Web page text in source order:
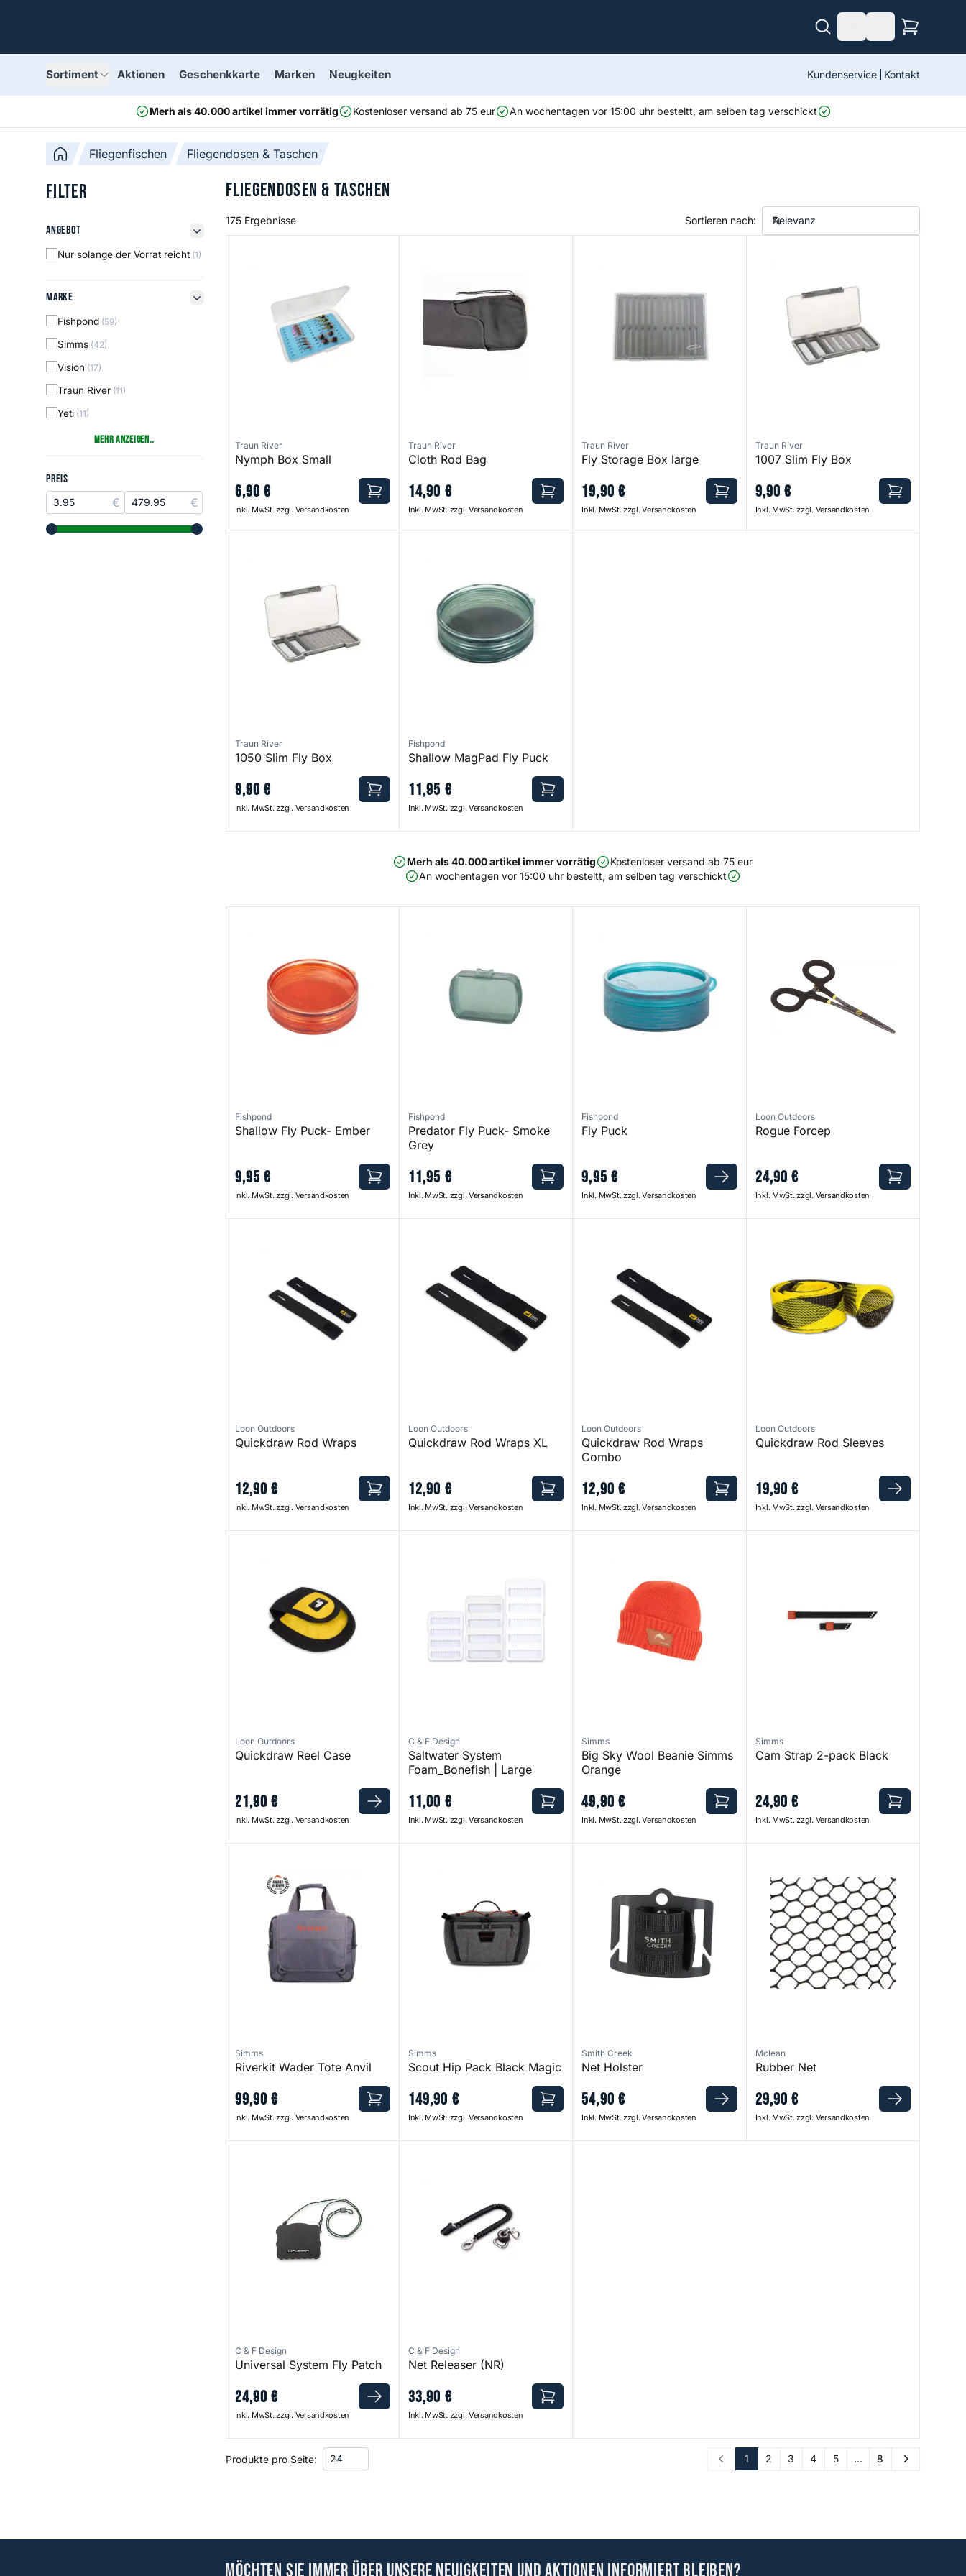
Sortiment Aktionen Geschenkkarte Marken Neugkeiten Kundenservice Kontakt
Merh als 40.000 artikel immer vorrätig Kostenloser versand ab 75 eur An wochentagen vor 15:00 uhr besteltt, am selben tag verschickt
Fliegenfischen Fliegendosen & Taschen
Filter
Angebot
Angebot filter button
Nur solange der Vorrat reicht (1)
Marke
Marke filter button
Fishpond (59)
Simms (42)
Vision (17)
Traun River (11)
Yeti (11)
Mehr anzeigen..
Preis
PREIS
range slider button range slider button
Fliegendosen & Taschen
175 Ergebnisse Sortieren nach:
Traun River
Nymph Box Small
6,90 €
Inkl. MwSt. zzgl. Versandkosten
Traun River
Cloth Rod Bag
14,90 €
Inkl. MwSt. zzgl. Versandkosten
Traun River
Fly Storage Box large
19,90 €
Inkl. MwSt. zzgl. Versandkosten
Traun River
1007 Slim Fly Box
9,90 €
Inkl. MwSt. zzgl. Versandkosten
Traun River
1050 Slim Fly Box
9,90 €
Inkl. MwSt. zzgl. Versandkosten
Fishpond
Shallow MagPad Fly Puck
11,95 €
Inkl. MwSt. zzgl. Versandkosten
Merh als 40.000 artikel immer vorrätig
Kostenloser versand ab 75 eur
An wochentagen vor 15:00 uhr besteltt, am selben tag verschickt
Fishpond
Shallow Fly Puck- Ember
9,95 €
Inkl. MwSt. zzgl. Versandkosten
Fishpond
Predator Fly Puck- Smoke
Grey
11,95 €
Inkl. MwSt. zzgl. Versandkosten
Fishpond
Fly Puck
9,95 €
Inkl. MwSt. zzgl. Versandkosten
Loon Outdoors
Rogue Forcep
24,90 €
Inkl. MwSt. zzgl. Versandkosten
Loon Outdoors
Quickdraw Rod Wraps
12,90 €
Inkl. MwSt. zzgl. Versandkosten
Loon Outdoors
Quickdraw Rod Wraps XL
12,90 €
Inkl. MwSt. zzgl. Versandkosten
Loon Outdoors
Quickdraw Rod Wraps
Combo
12,90 €
Inkl. MwSt. zzgl. Versandkosten
Loon Outdoors
Quickdraw Rod Sleeves
19,90 €
Inkl. MwSt. zzgl. Versandkosten
Loon Outdoors
Quickdraw Reel Case
21,90 €
Inkl. MwSt. zzgl. Versandkosten
C & F Design
Saltwater System
Foam_Bonefish | Large
11,00 €
Inkl. MwSt. zzgl. Versandkosten
Simms
Big Sky Wool Beanie Simms
Orange
49,90 €
Inkl. MwSt. zzgl. Versandkosten
Simms
Cam Strap 2-pack Black
24,90 €
Inkl. MwSt. zzgl. Versandkosten
Simms
Riverkit Wader Tote Anvil
99,90 €
Inkl. MwSt. zzgl. Versandkosten
Simms
Scout Hip Pack Black Magic
149,90 €
Inkl. MwSt. zzgl. Versandkosten
Smith Creek
Net Holster
54,90 €
Inkl. MwSt. zzgl. Versandkosten
Mclean
Rubber Net
29,90 €
Inkl. MwSt. zzgl. Versandkosten
C & F Design
Universal System Fly Patch
24,90 €
Inkl. MwSt. zzgl. Versandkosten
C & F Design
Net Releaser (NR)
33,90 €
Inkl. MwSt. zzgl. Versandkosten
Produkte pro Seite: Prev 1 2 3 4 5 … 8 Next